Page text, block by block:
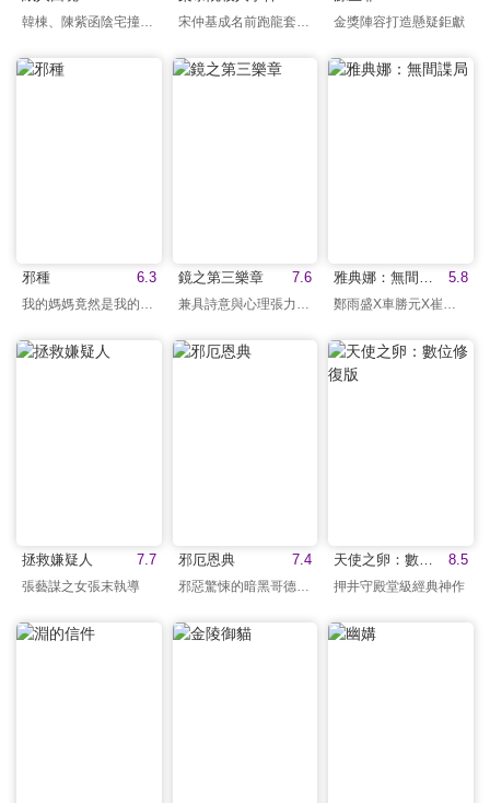
韓棟、陳紫函陰宅撞邪！ 宋仲基成名前跑龍套演出 金獎陣容打造懸疑鉅獻
6.3
邪種
我的媽媽竟然是我的……
7.6
鏡之第三樂章
兼具詩意與心理張力之作
5.8
鄭雨盛X車勝元X崔始源
7.7
拯救嫌疑人
張藝謀之女張末執導
7.4
邪厄恩典
邪惡驚悚的暗黑哥德美學
8.5
押井守殿堂級經典神作